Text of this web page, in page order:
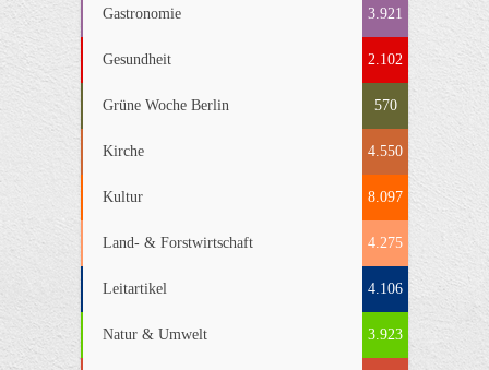
Gastronomie 3.921
Gesundheit 2.102
Grüne Woche Berlin 570
Kirche 4.550
Kultur 8.097
Land- & Forstwirtschaft 4.275
Leitartikel 4.106
Natur & Umwelt 3.923